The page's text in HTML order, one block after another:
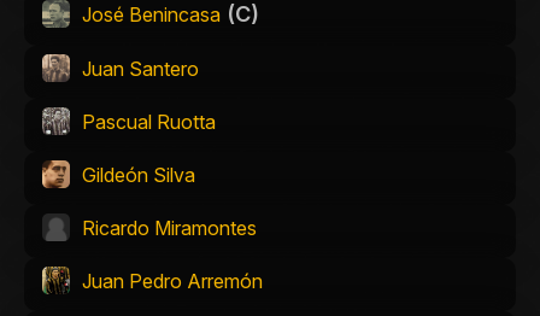
José Benincasa (C)
Juan Santero
Pascual Ruotta
Gildeón Silva
Ricardo Miramontes
Juan Pedro Arremón